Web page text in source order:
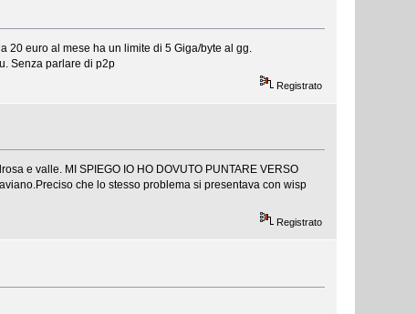
euro al mese ha un limite di 5 Giga/byte al gg.
Senza parlare di p2p
Registrato
e valle. MI SPIEGO IO HO DOVUTO PUNTARE VERSO
che lo stesso problema si presentava con wisp
Registrato